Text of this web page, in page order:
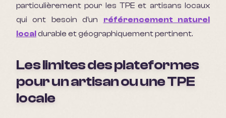
particulièrement pour les TPE et artisans locaux
qui ont besoin d'un référencement naturel
localdurable et géographiquement pertinent.
Les limites des plateformes
pour un artisan ou une TPE
locale